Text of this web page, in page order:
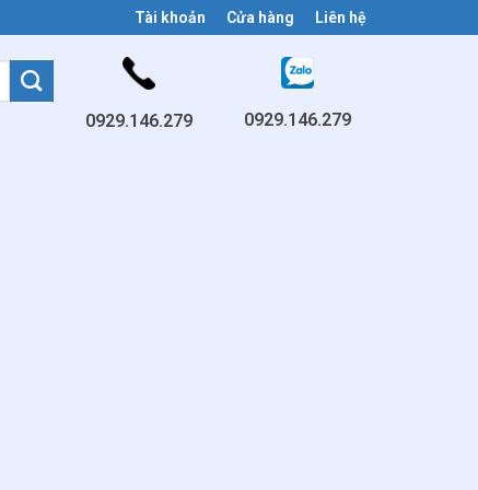
Tài khoản Cửa hàng Liên hệ
0929.146.279
0929.146.279